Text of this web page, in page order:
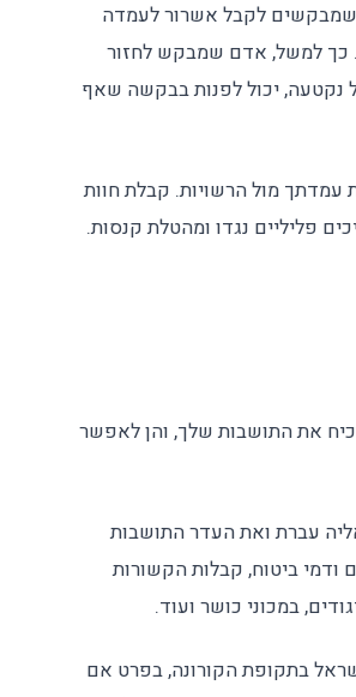
לקבל אשרור לעמדה
כך למשל, אדם שמבקש לחזור
נקטעה, יכול לפנות בבקשה שאף
מול הרשויות. קבלת חוות
פליליים נגדו ומהטלת קנסות.
את התושבות שלך, והן לאפשר
עברת ואת העדר התושבות
ודמי ביטוח, קבלות הקשורות
במכוני כושר ועוד.
בתקופת הקורונה, בפרט אם